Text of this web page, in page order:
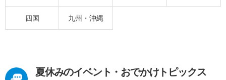
四国 九州・沖縄
夏休みのイベント・おでかけトピックス